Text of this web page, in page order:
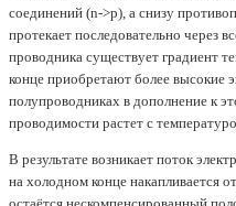
соединений (n->p), а снизу
протекает последовательно через
проводника существует градиент
конце приобретают более высокие
полупроводниках в дополнение к
проводимости растет с
В результате возникает поток
на холодном конце накапливается